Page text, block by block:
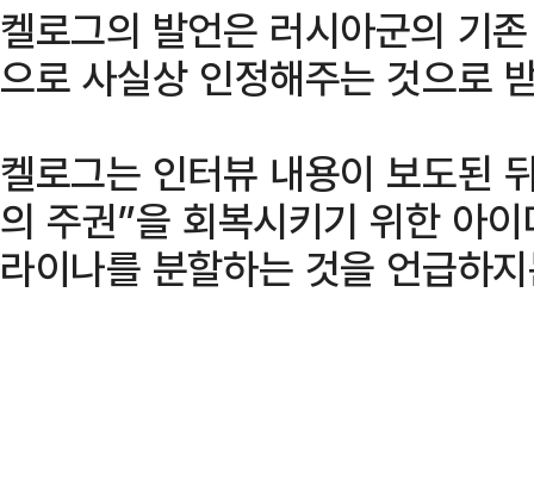
켈로그의 발언은 러시아군의 기
으로 사실상 인정해주는 것으로
켈로그는 인터뷰 내용이 보도된
의 주권”을 회복시키기 위한 아
라이나를 분할하는 것을 언급하